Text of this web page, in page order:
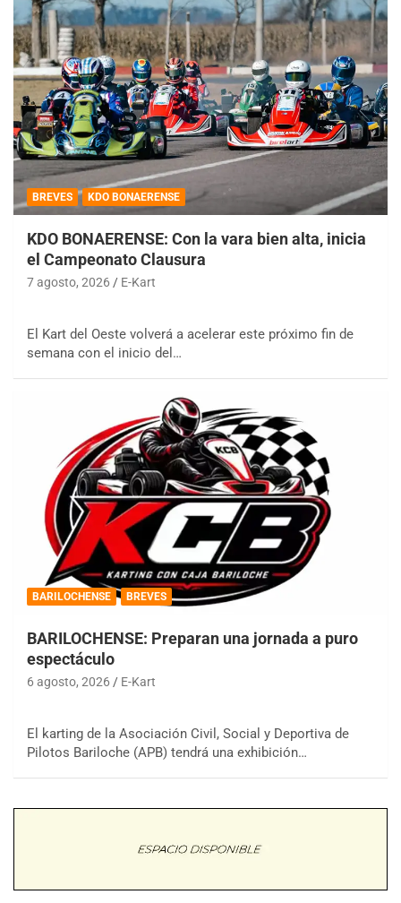
BREVES KDO BONAERENSE
KDO BONAERENSE: Con la vara bien alta, inicia
el Campeonato Clausura
7 agosto, 2026 E-Kart
El Kart del Oeste volverá a acelerar este próximo fin de
semana con el inicio del…
BARILOCHENSE BREVES
BARILOCHENSE: Preparan una jornada a puro
espectáculo
6 agosto, 2026 E-Kart
El karting de la Asociación Civil, Social y Deportiva de
Pilotos Bariloche (APB) tendrá una exhibición…